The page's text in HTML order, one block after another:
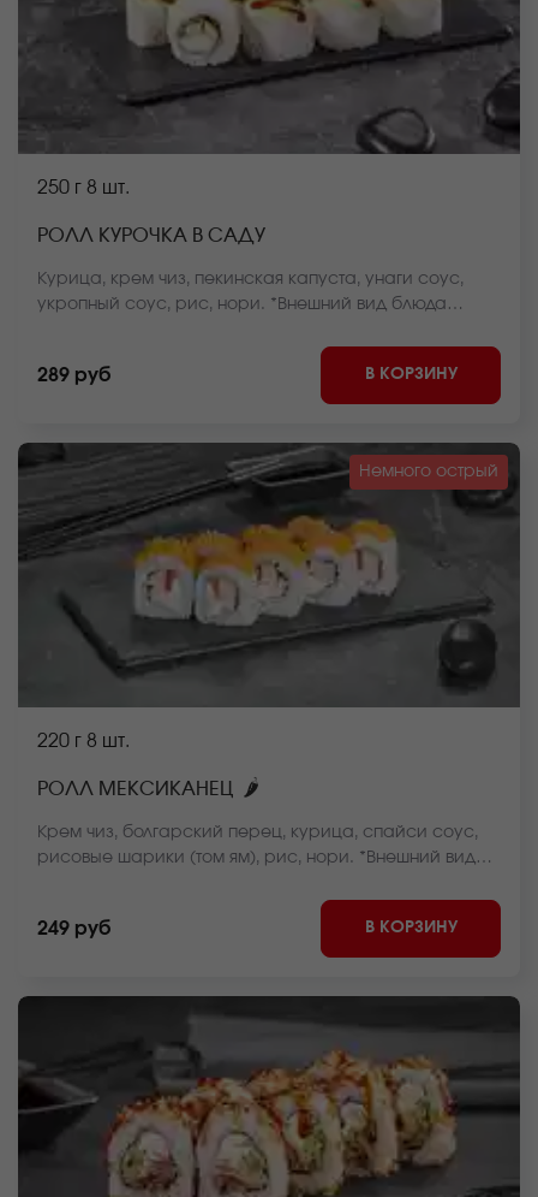
250 г 8 шт.
РОЛЛ КУРОЧКА В САДУ
Курица, крем чиз, пекинская капуста, унаги соус,
укропный соус, рис, нори. *Внешний вид блюда
289 руб В КОРЗИНУ
Немного острый
220 г 8 шт.
РОЛЛ МЕКСИКАНЕЦ 🌶
Крем чиз, болгарский перец, курица, спайси соус,
рисовые шарики (том ям), рис, нори. *Внешний вид
249 руб В КОРЗИНУ